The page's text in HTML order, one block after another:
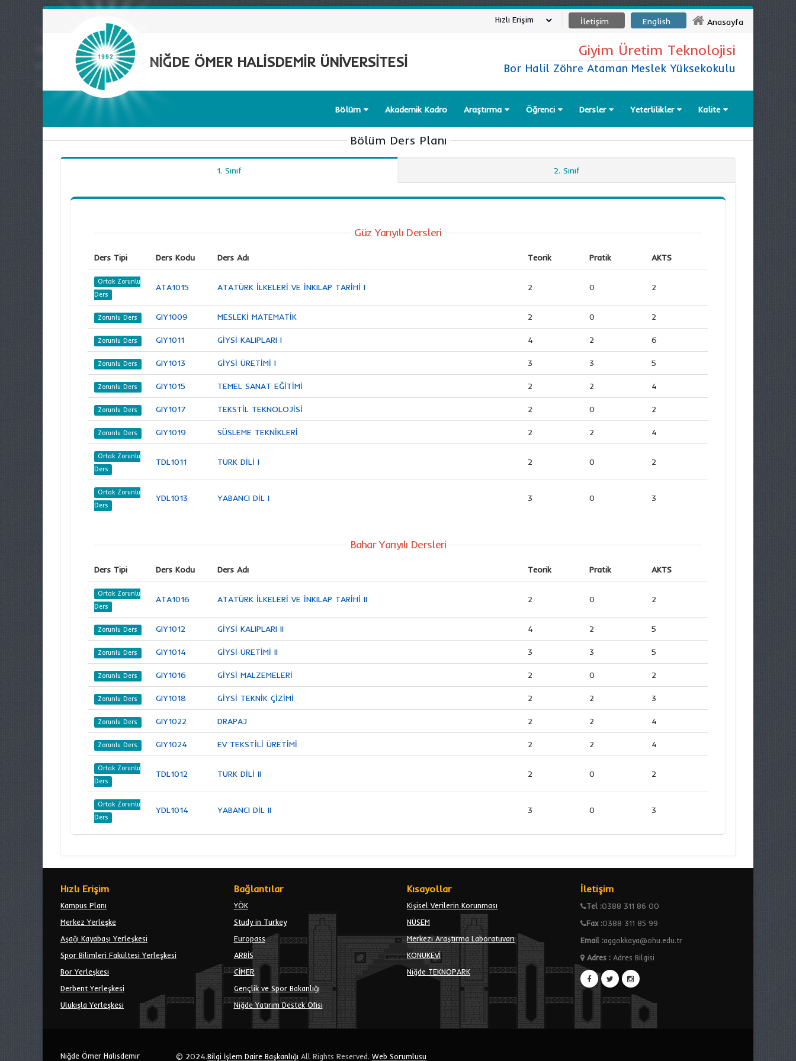
Anasayfa
English
İletişim
Hızlı Erişim
NİĞDE ÖMER HALİSDEMİR ÜNİVERSİTESİ
Giyim Üretim Teknolojisi
Bor Halil Zöhre Ataman Meslek Yüksekokulu
Bölüm Akademik Kadro Araştırma Öğrenci Dersler Yeterlilikler Kalite
Bölüm Ders Planı
1. Sınıf 2. Sınıf
Güz Yarıyılı Dersleri
Ders Tipi Ders Kodu Ders Adı Teorik Pratik AKTS
Ortak Zorunlu
Ders
ATA1015 ATATÜRK İLKELERİ VE İNKILAP TARİHİ I 2 0 2
Zorunlu Ders GIY1009 MESLEKİ MATEMATİK 2 0 2
Zorunlu Ders GIY1011 GİYSİ KALIPLARI I 4 2 6
Zorunlu Ders GIY1013 GİYSİ ÜRETİMİ I 3 3 5
Zorunlu Ders GIY1015 TEMEL SANAT EĞİTİMİ 2 2 4
Zorunlu Ders GIY1017 TEKSTİL TEKNOLOJİSİ 2 0 2
Zorunlu Ders GIY1019 SÜSLEME TEKNİKLERİ 2 2 4
Ortak Zorunlu
Ders
TDL1011 TÜRK DİLİ I 2 0 2
Ortak Zorunlu
Ders
YDL1013 YABANCI DİL I 3 0 3
Bahar Yarıyılı Dersleri
Ders Tipi Ders Kodu Ders Adı Teorik Pratik AKTS
Ortak Zorunlu
Ders
ATA1016 ATATÜRK İLKELERİ VE İNKILAP TARİHİ II 2 0 2
Zorunlu Ders GIY1012 GİYSİ KALIPLARI II 4 2 5
Zorunlu Ders GIY1014 GİYSİ ÜRETİMİ II 3 3 5
Zorunlu Ders GIY1016 GİYSİ MALZEMELERİ 2 0 2
Zorunlu Ders GIY1018 GİYSİ TEKNİK ÇİZİMİ 2 2 3
Zorunlu Ders GIY1022 DRAPAJ 2 2 4
Zorunlu Ders GIY1024 EV TEKSTİLİ ÜRETİMİ 2 2 4
Ortak Zorunlu
Ders
TDL1012 TÜRK DİLİ II 2 0 2
Ortak Zorunlu
Ders
YDL1014 YABANCI DİL II 3 0 3
Hızlı Erişim
Kampus Planı
Merkez Yerleşke
Aşağı Kayabaşı Yerleşkesi
Spor Bilimleri Fakültesi Yerleşkesi
Bor Yerleşkesi
Derbent Yerleşkesi
Ulukışla Yerleşkesi
Bağlantılar
YÖK
Study in Turkey
Europass
ARBİS
CİMER
Gençlik ve Spor Bakanlığı
Niğde Yatırım Destek Ofisi
Kısayollar
Kişisel Verilerin Korunması
NÜSEM
Merkezi Araştırma Laboratuvarı
KONUKEVİ
Niğde TEKNOPARK
İletişim
Tel :0388 311 86 00
Fax :0388 311 85 99
Email :aggokkaya@ohu.edu.tr
Adres:Adres Bilgisi
Niğde Ömer Halisdemir © 2024.Bilgi İşlem Daire Başkanlığı All Rights Reserved. Web Sorumlusu